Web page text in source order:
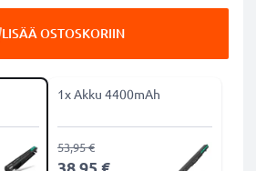
LISÄÄ OSTOSKORIIN
1x Akku 4400mAh
53,95 €